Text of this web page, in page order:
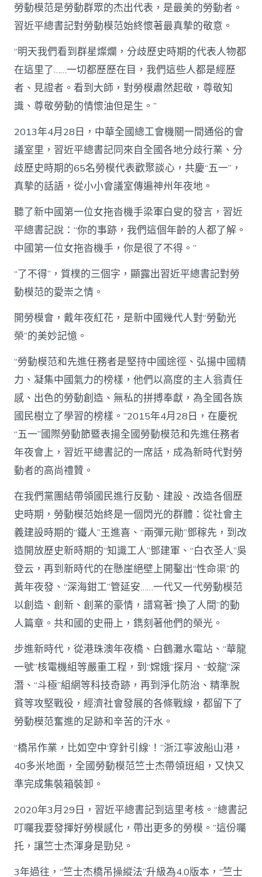
勞動模范是勞動群眾的杰出代表，是最美的勞動者。
習近平總書記對勞動模范始終懷著最真摯的敬意。
“明天我們看到群星燦爛，分歧歷史時期的代表人物都
在這里了……一切都歷歷在目，我們這些人都是經歷
者、見證者。看到大師，對勞模肅然起敬，尊敬知
識、尊敬勞動的情懷油但是生。”
2013年4月28日，中華全國總工會機關一間通俗的會
議室里，習近平總書記同來自全國各地分歧行業、分
歧歷史時期的65名勞模代表歡聚談心，共慶“五一”，
真摯的話語，從小小會議室傳遍神州年夜地。
聽了新中國第一位女拖沓機手梁軍白叟的發言，習近
平總書記說：“你的事跡，我們這個年齡的人都了解。
中國第一位女拖沓機手，你是很了不得。”
“了不得”，質樸的三個字，顯露出習近平總書記對勞
動模范的愛崇之情。
開勞模會，戴年夜紅花，是新中國幾代人對“勞動光
榮”的美妙記憶。
“勞動模范和先進任務者是堅持中國途徑、弘揚中國精
力、凝集中國氣力的榜樣，他們以高度的主人翁責任
感、出色的勞動創造、無私的拼搏奉獻，為全國各族
國民樹立了學習的榜樣。”2015年4月28日，在慶祝
“五一”國際勞動節暨表揚全國勞動模范和先進任務者
年夜會上，習近平總書記的一席話，成為新時代對勞
動者的高尚禮贊。
在我們黨團結帶領國民進行反動、建設、改造各個歷
史時期，勞動模范始終是一個閃光的群體：從社會主
義建設時期的“鐵人”王進喜、“兩彈元勛”鄧稼先，到改
造開放歷史新時期的“知識工人”鄧建軍、“白衣圣人”吳
登云，再到新時代的在懸崖絕壁上開鑿出“性命渠”的
黃年夜發、“深海鉗工”管延安……一代又一代勞動模范
以創造、創新、創業的豪情，譜寫著“換了人間”的動
人篇章。共和國的史冊上，鐫刻著他們的榮光。
步進新時代，從港珠澳年夜橋、白鶴灘水電站、“華龍
一號”核電機組等嚴重工程，到“嫦娥”探月、“蛟龍”深
潛、“斗極”組網等科技奇跡，再到淨化防治、精準脫
貧等攻堅戰役，經濟社會發展的各條戰線，都留下了
勞動模范奮進的足跡和辛苦的汗水。
“橋吊作業，比如空中‘穿針引線’！”浙江寧波船山港，
40多米地面，全國勞動模范竺士杰帶領班組，又快又
準完成集裝箱裝卸。
2020年3月29日，習近平總書記到這里考核。“總書記
叮囑我要發揮好勞模感化，帶出更多的勞模。”這份囑
托，讓竺士杰渾身是勁兒。
3年過往，“竺士杰橋吊操縱法”升級為4.0版本，“竺士